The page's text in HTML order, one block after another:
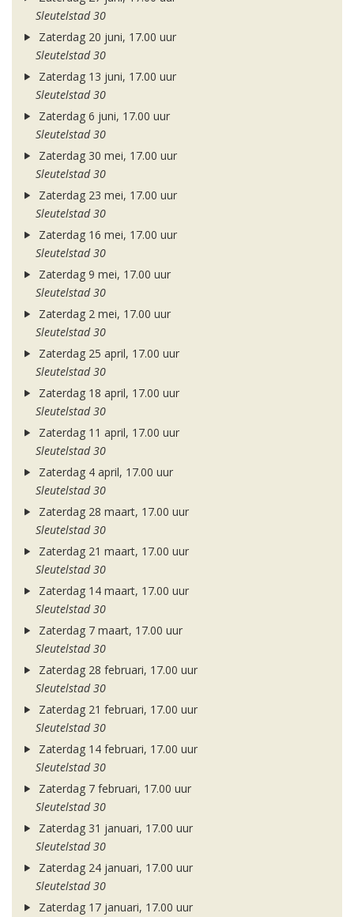
Sleutelstad 30
Zaterdag 20 juni, 17.00 uur
Sleutelstad 30
Zaterdag 13 juni, 17.00 uur
Sleutelstad 30
Zaterdag 6 juni, 17.00 uur
Sleutelstad 30
Zaterdag 30 mei, 17.00 uur
Sleutelstad 30
Zaterdag 23 mei, 17.00 uur
Sleutelstad 30
Zaterdag 16 mei, 17.00 uur
Sleutelstad 30
Zaterdag 9 mei, 17.00 uur
Sleutelstad 30
Zaterdag 2 mei, 17.00 uur
Sleutelstad 30
Zaterdag 25 april, 17.00 uur
Sleutelstad 30
Zaterdag 18 april, 17.00 uur
Sleutelstad 30
Zaterdag 11 april, 17.00 uur
Sleutelstad 30
Zaterdag 4 april, 17.00 uur
Sleutelstad 30
Zaterdag 28 maart, 17.00 uur
Sleutelstad 30
Zaterdag 21 maart, 17.00 uur
Sleutelstad 30
Zaterdag 14 maart, 17.00 uur
Sleutelstad 30
Zaterdag 7 maart, 17.00 uur
Sleutelstad 30
Zaterdag 28 februari, 17.00 uur
Sleutelstad 30
Zaterdag 21 februari, 17.00 uur
Sleutelstad 30
Zaterdag 14 februari, 17.00 uur
Sleutelstad 30
Zaterdag 7 februari, 17.00 uur
Sleutelstad 30
Zaterdag 31 januari, 17.00 uur
Sleutelstad 30
Zaterdag 24 januari, 17.00 uur
Sleutelstad 30
Zaterdag 17 januari, 17.00 uur